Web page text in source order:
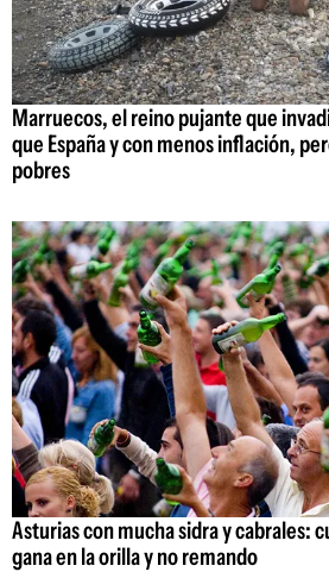
Marruecos, el reino pujante que
que España y con menos inflación,
pobres
Asturias con mucha sidra y cabrales:
gana en la orilla y no remando